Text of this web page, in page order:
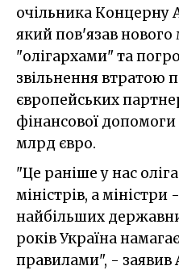
очільника Концерну
який пов'язав нового
"олігархами" та
звільнення втратою
європейських
фінансової допомоги
млрд євро.
"Це раніше у нас
міністрів, а міністри
найбільших
років Україна
правилами", - заявив